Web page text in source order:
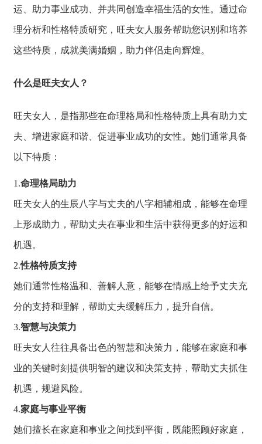
运、 助力事业成功、 并共同创造幸福生活的女性。 通过命
理分析和性格特质研究， 旺夫女人服务帮助您识别和培养
这些特质， 成就美满婚姻， 助力伴侣走向辉煌。
什么是旺夫女人？
旺夫女人， 是指那些在命理格局和性格特质上具有助力丈
夫、 增进家庭和谐、 促进事业成功的女性。 她们通常具备
以下特质：
1.命理格局助力
旺夫女人的生辰八字与丈夫的八字相辅相成， 能够在命理
上形成助力， 帮助丈夫在事业和生活中获得更多的好运和
机遇。
2.性格特质支持
她们通常性格温和、 善解人意， 能够在情感上给予丈夫充
分的支持和理解， 帮助丈夫缓解压力， 提升自信。
3.智慧与决策力
旺夫女人往往具备出色的智慧和决策力， 能够在家庭和事
业的关键时刻提供明智的建议和决策支持， 帮助丈夫抓住
机遇， 规避风险。
4.家庭与事业平衡
她们擅长在家庭和事业之间找到平衡 ， 既能照顾好家庭，